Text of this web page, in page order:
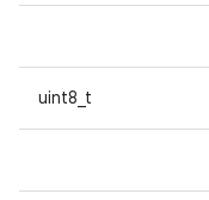
uint8_t